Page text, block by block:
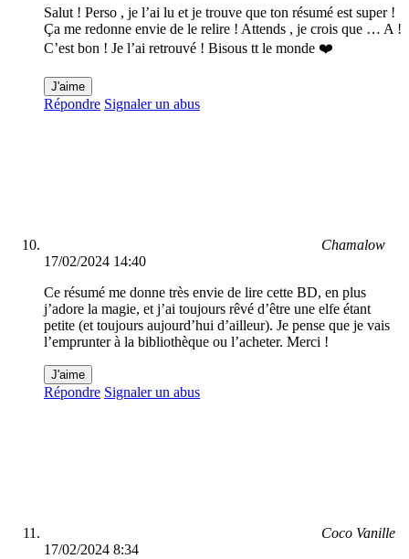
Salut ! Perso , je l’ai lu et je trouve que ton résumé est super !
Ça me redonne envie de le relire ! Attends , je crois que … A !
C’est bon ! Je l’ai retrouvé ! Bisous tt le monde ❤️
J'aime
Répondre Signaler un abus
Chamalow
17/02/2024 14:40
Ce résumé me donne très envie de lire cette BD, en plus
j’adore la magie, et j’ai toujours rêvé d’être une elfe étant
petite (et toujours aujourd’hui d’ailleur). Je pense que je vais
l’emprunter à la bibliothèque ou l’acheter. Merci !
J'aime
Répondre Signaler un abus
Coco Vanille
17/02/2024 8:34